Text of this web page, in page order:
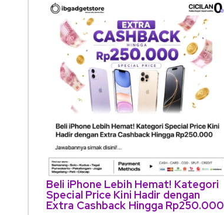
Beli iPhone Lebih Hemat! Kategori
Special Price Kini Hadir dengan
Extra Cashback Hingga Rp250.000